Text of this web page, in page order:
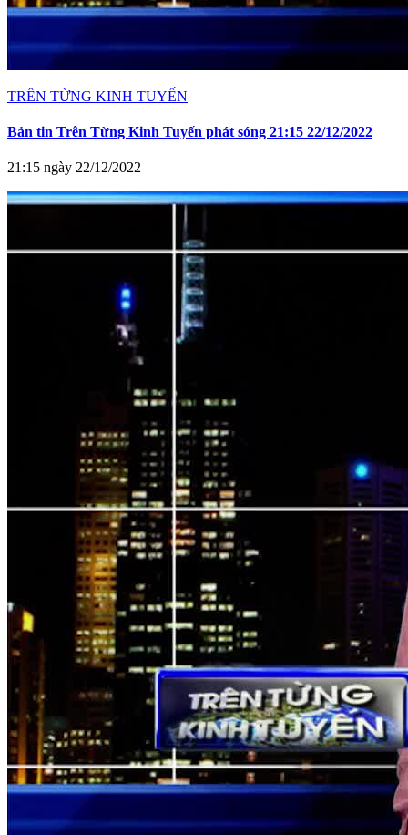
TRÊN TỪNG KINH TUYẾN
Bản tin Trên Từng Kinh Tuyến phát sóng 21:15 22/12/2022
21:15 ngày 22/12/2022